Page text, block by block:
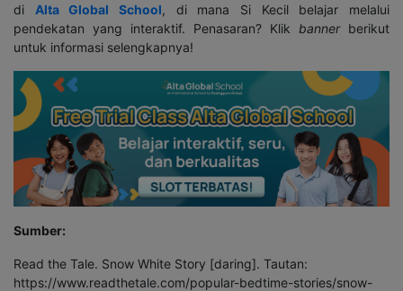
di Alta Global School, di mana Si Kecil belajar melalui
pendekatan yang interaktif. Penasaran? Klik banner berikut
untuk informasi selengkapnya!
Sumber:
Read the Tale. Snow White Story [daring]. Tautan:
https://www.readthetale.com/popular-bedtime-stories/snow-